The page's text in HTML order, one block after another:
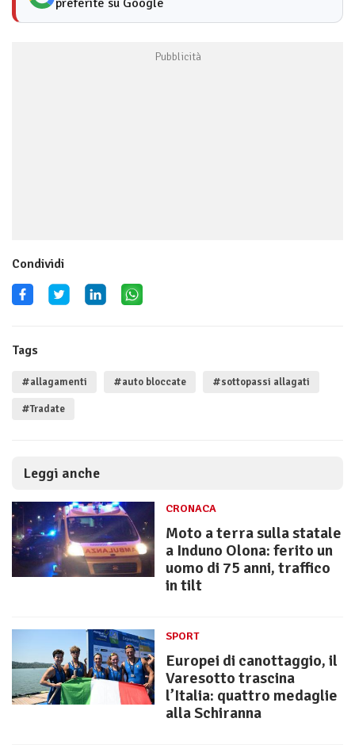
preferite su Google
Condividi
Tags
#allagamenti #auto bloccate #sottopassi allagati
#Tradate
Leggi anche
CRONACA
Moto a terra sulla statale
a Induno Olona: ferito un
uomo di 75 anni, traffico
in tilt
SPORT
Europei di canottaggio, il
Varesotto trascina
l’Italia: quattro medaglie
alla Schiranna